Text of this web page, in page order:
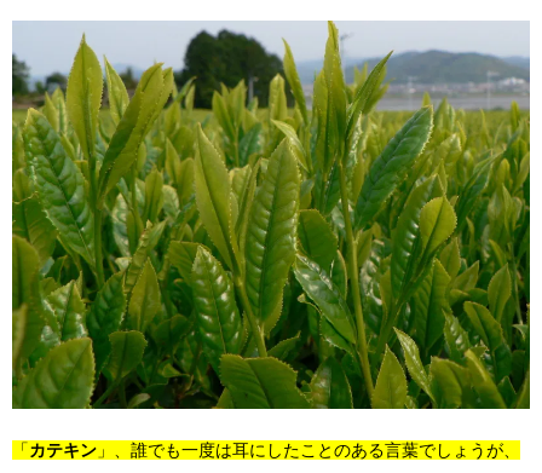
「カテキン 」、誰でも一度は耳にしたことのある言葉でしょうが、